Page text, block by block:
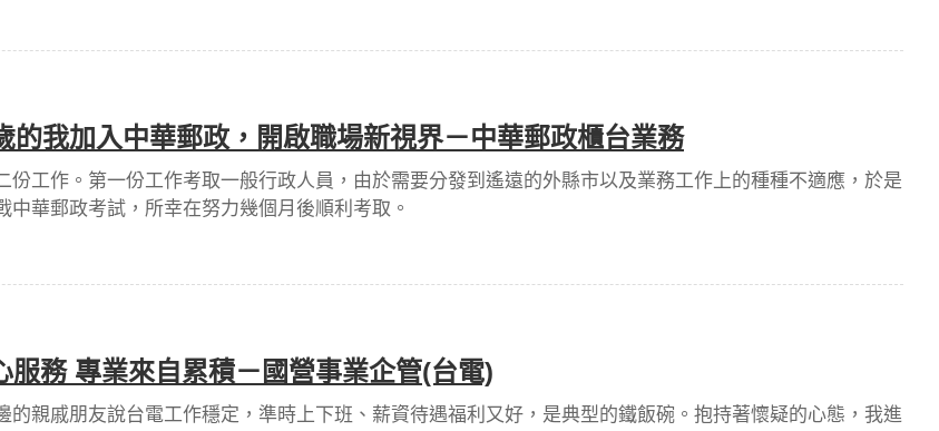
的我加入中華郵政，開啟職場新視界－中華郵政櫃台業務
份工作。第一份工作考取一般行政人員，由於需要分發到遙遠的外縣市以及業務工作上的種種不適應，於是
中華郵政考試，所幸在努力幾個月後順利考取。
服務 專業來自累積－國營事業企管(台電)
的親戚朋友說台電工作穩定，準時上下班、薪資待遇福利又好，是典型的鐵飯碗。抱持著懷疑的心態，我進